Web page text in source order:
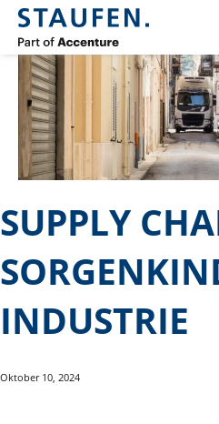
SUPPLY
INDUSTRIE
Oktober 10, 2024